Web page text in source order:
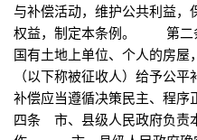
与补偿活动，维护公共利益，
权益，制定本条例。 第二
国有土地上单位、个人的房屋
（以下称被征收人）给予
补偿应当遵循决策民主、程
四条 市、县级人民政府负责